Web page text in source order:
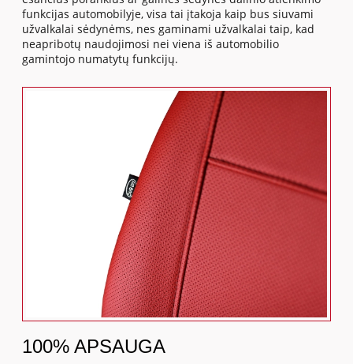
funkcijas automobilyje, visa tai įtakoja kaip bus siuvami
užvalkalai sėdynėms, nes gaminami užvalkalai taip, kad
neapribotų naudojimosi nei viena iš automobilio
gamintojo numatytų funkcijų.
100% APSAUGA